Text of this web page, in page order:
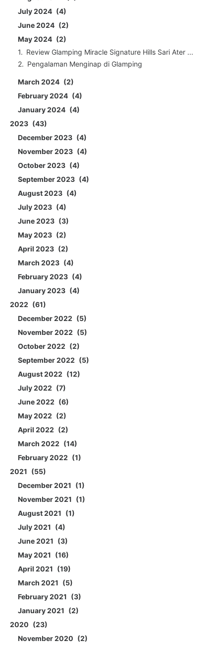
July 2024
4
June 2024
2
May 2024
2
Review Glamping Miracle Signature Hills Sari Ater ...
Pengalaman Menginap di Glamping
March 2024
2
February 2024
4
January 2024
4
2023
43
December 2023
4
November 2023
4
October 2023
4
September 2023
4
August 2023
4
July 2023
4
June 2023
3
May 2023
2
April 2023
2
March 2023
4
February 2023
4
January 2023
4
2022
61
December 2022
5
November 2022
5
October 2022
2
September 2022
5
August 2022
12
July 2022
7
June 2022
6
May 2022
2
April 2022
2
March 2022
14
February 2022
1
2021
55
December 2021
1
November 2021
1
August 2021
1
July 2021
4
June 2021
3
May 2021
16
April 2021
19
March 2021
5
February 2021
3
January 2021
2
2020
23
November 2020
2